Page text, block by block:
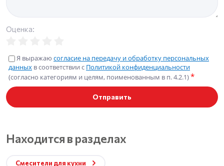
Оценка:
Я выражаю согласие на передачу и обработку персональных
данных в соответствии с Политикой конфиденциальности
(согласно категориям и целям, поименованным в п. 4.2.1)*
Отправить
Находится в разделах
Смесители для кухни